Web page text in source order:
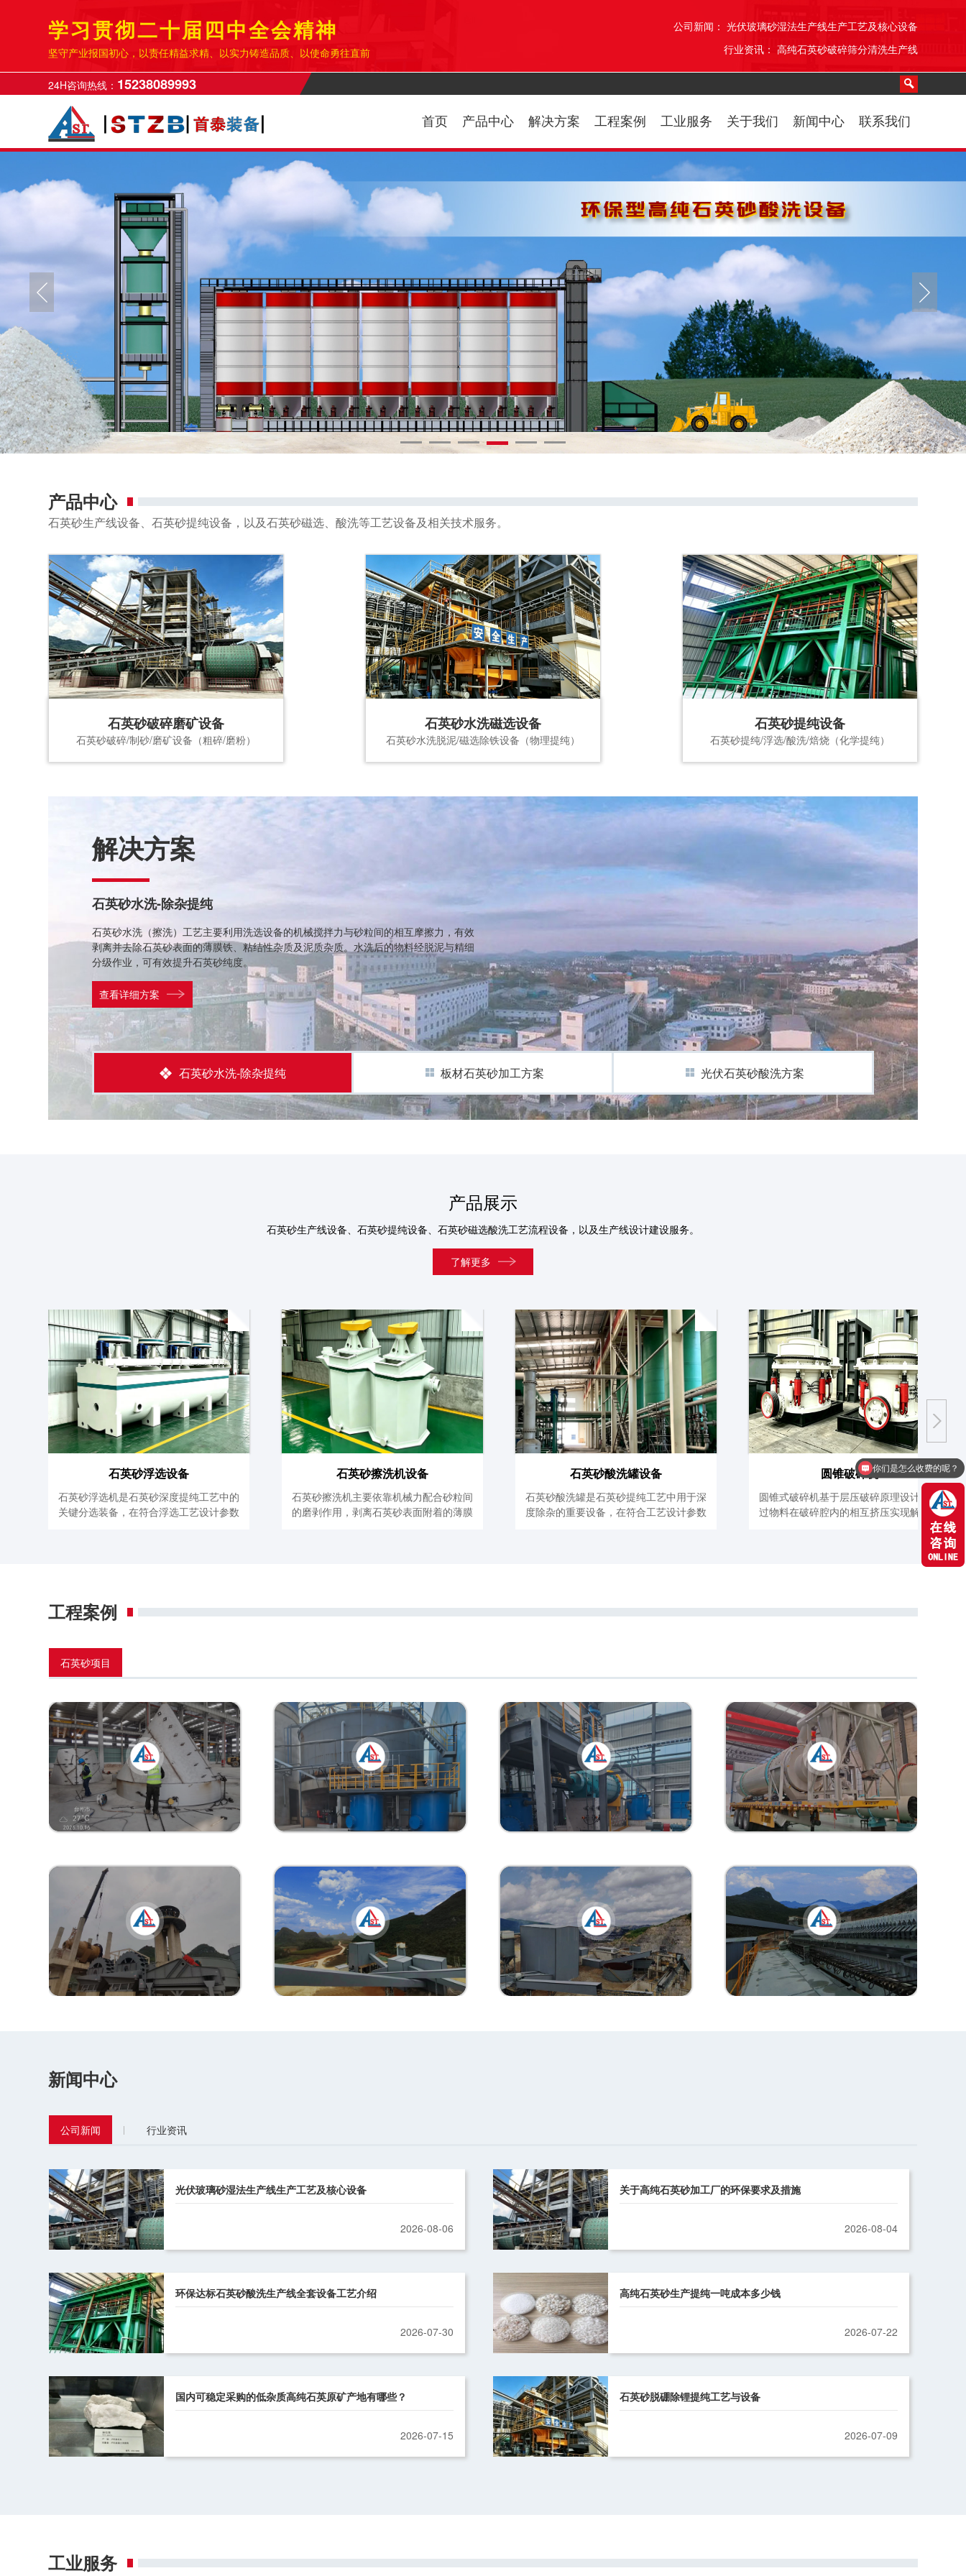
学习贯彻二十届四中全会精神
坚守产业报国初心，以责任精益求精、以实力铸造品质、以使命勇往直前
公司新闻： 光伏玻璃砂湿法生产线生产工艺及核心设备
行业资讯： 高纯石英砂破碎筛分清洗生产线
24H咨询热线： 15238089993
首页 产品中心 解决方案 工程案例 工业服务 关于我们 新闻中心 联系我们
产品中心
石英砂生产线设备、石英砂提纯设备，以及石英砂磁选、酸洗等工艺设备及相关技术服务。
石英砂破碎磨矿设备
石英砂破碎/制砂/磨矿设备（粗碎/磨粉）
石英砂水洗磁选设备
石英砂水洗脱泥/磁选除铁设备（物理提纯）
石英砂提纯设备
石英砂提纯/浮选/酸洗/焙烧（化学提纯）
解决方案
石英砂水洗-除杂提纯
石英砂水洗（擦洗）工艺主要利用洗选设备的机械搅拌力与砂粒间的相互摩擦力，有效
剥离并去除石英砂表面的薄膜铁、粘结性杂质及泥质杂质。水洗后的物料经脱泥与精细
分级作业，可有效提升石英砂纯度。
查看详细方案
石英砂水洗-除杂提纯 板材石英砂加工方案 光伏石英砂酸洗方案
产品展示
石英砂生产线设备、石英砂提纯设备、石英砂磁选酸洗工艺流程设备，以及生产线设计建设服务。
了解更多
石英砂浮选设备
石英砂浮选机是石英砂深度提纯工艺中的
关键分选装备，在符合浮选工艺设计参数
石英砂擦洗机设备
石英砂擦洗机主要依靠机械力配合砂粒间
的磨剥作用，剥离石英砂表面附着的薄膜
石英砂酸洗罐设备
石英砂酸洗罐是石英砂提纯工艺中用于深
度除杂的重要设备，在符合工艺设计参数
圆锥破碎机
圆锥式破碎机基于层压破碎原理设计，通
过物料在破碎腔内的相互挤压实现解离。
工程案例
石英砂项目
新闻中心
公司新闻 行业资讯
光伏玻璃砂湿法生产线生产工艺及核心设备
2026-08-06
关于高纯石英砂加工厂的环保要求及措施
2026-08-04
环保达标石英砂酸洗生产线全套设备工艺介绍
2026-07-30
高纯石英砂生产提纯一吨成本多少钱
2026-07-22
国内可稳定采购的低杂质高纯石英原矿产地有哪些？
2026-07-15
石英砂脱硼除锂提纯工艺与设备
2026-07-09
工业服务
现在有优惠活动么？